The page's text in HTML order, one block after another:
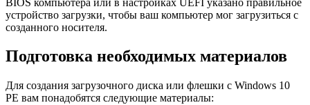
устройство загрузки, чтобы ваш компьютер мог загрузиться с
созданного носителя.
Подготовка необходимых материалов
Для создания загрузочного диска или флешки с Windows 10
PE вам понадобятся следующие материалы: